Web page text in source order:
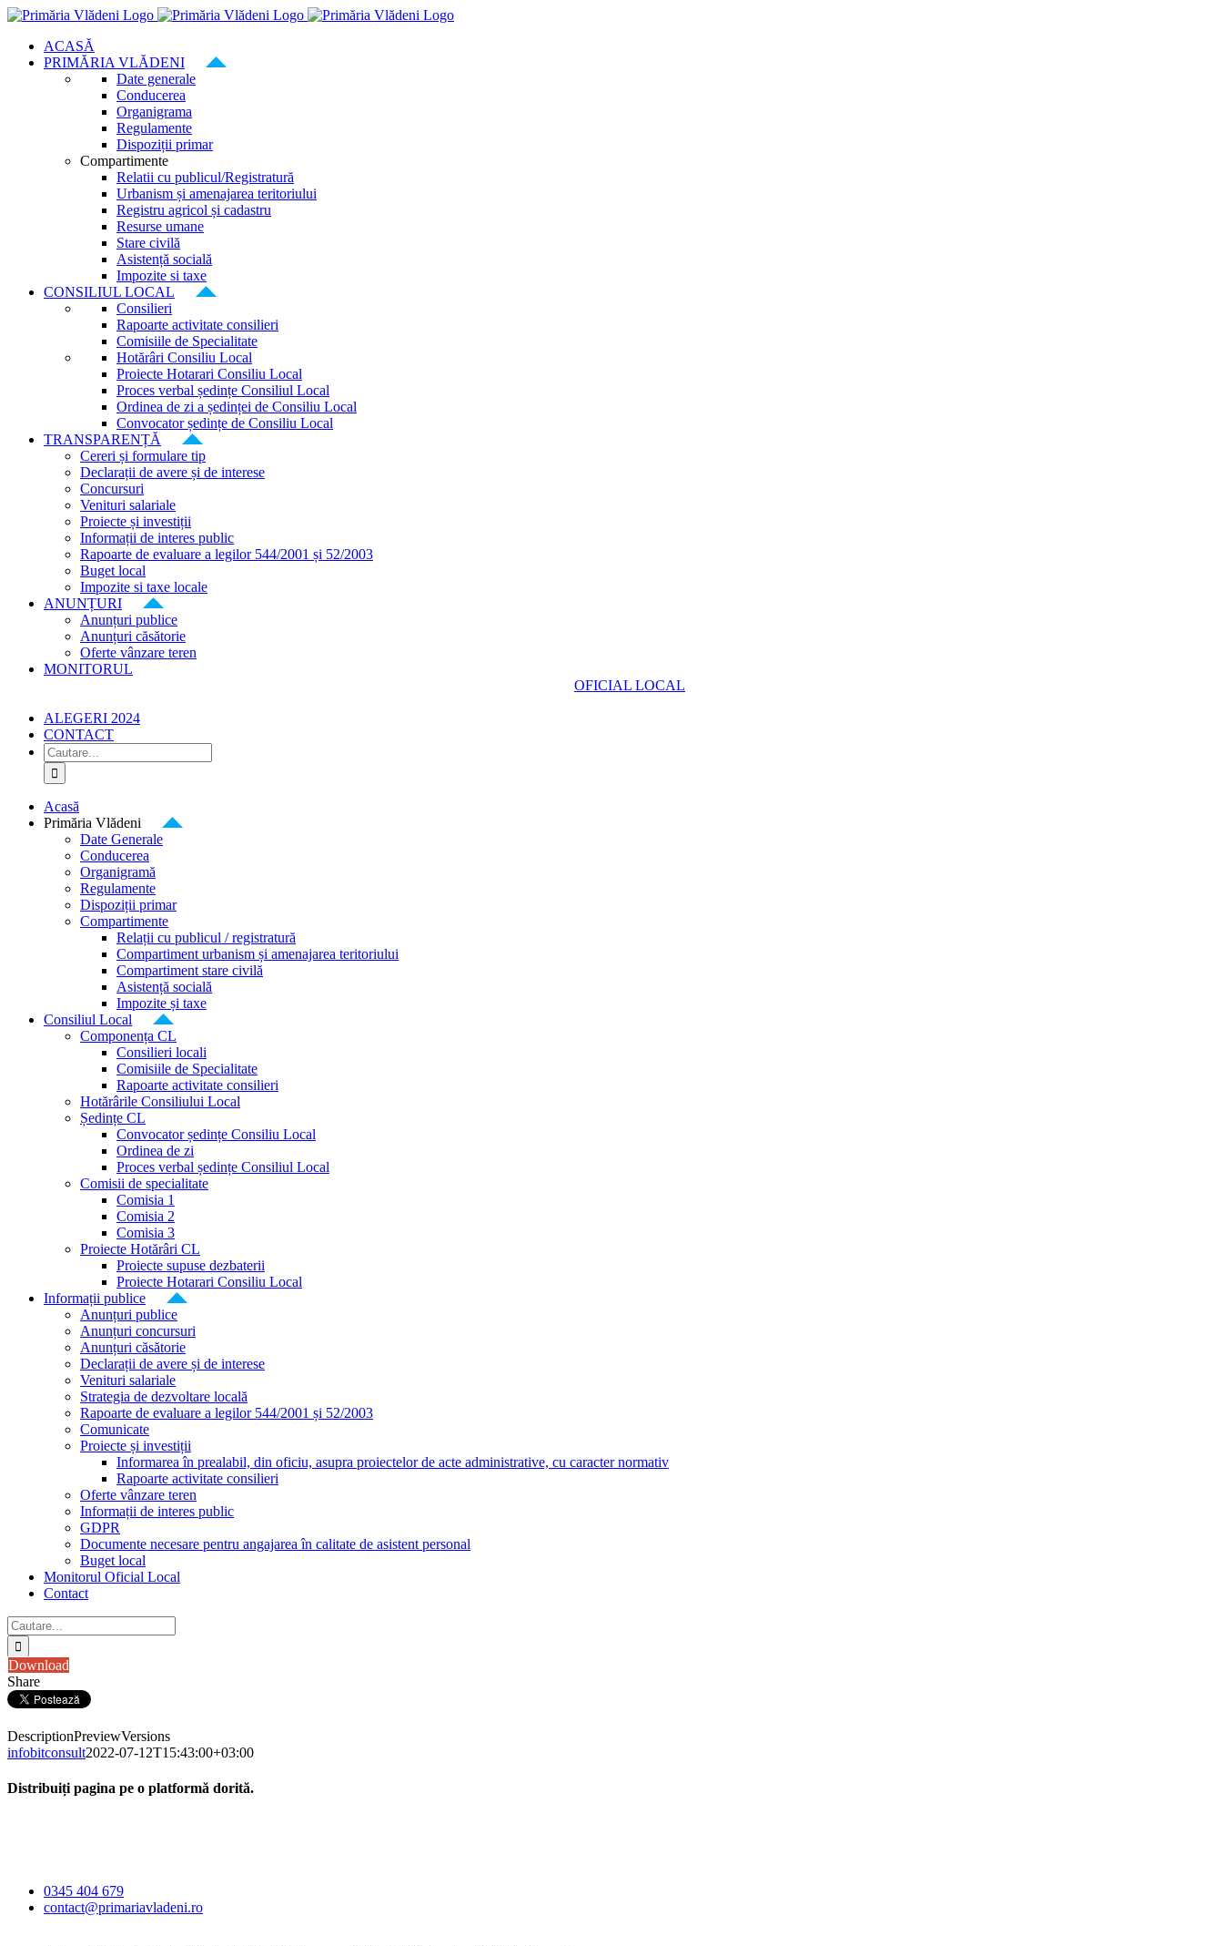
Skip
contentACASĂ
PRIMĂRIA VLĂDENI
Date generale
Conducerea
Organigrama
Regulamente
Dispoziții primar
Compartimente
Relatii cu publicul/Registratură
Urbanism și amenajarea teritoriului
Registru agricol și cadastru
Resurse umane
Stare civilă
Asistență socială
Impozite si taxe
CONSILIUL LOCAL
Consilieri
Rapoarte activitate consilieri
Comisiile de Specialitate
Hotărâri Consiliu Local
Proiecte Hotarari Consiliu Local
Proces verbal ședințe Consiliul Local
Ordinea de zi a ședinței de Consiliu Local
Convocator ședințe de Consiliu Local
TRANSPARENȚĂ
Cereri și formulare tip
Declarații de avere și de interese
Concursuri
Venituri salariale
Proiecte și investiții
Informații de interes public
Rapoarte de evaluare a legilor 544/2001 și 52/2003
Buget local
Impozite si taxe locale
ANUNȚURI
Anunțuri publice
Anunțuri căsătorie
Oferte vânzare teren
MONITORUL
OFICIAL LOCAL
ALEGERI 2024
CONTACT
Cautare...
Acasă
Primăria Vlădeni
Date Generale
Conducerea
Organigramă
Regulamente
Dispoziții primar
Compartimente
Relații cu publicul / registratură
Compartiment urbanism și amenajarea teritoriului
Compartiment stare civilă
Asistență socială
Impozite și taxe
Consiliul Local
Componența CL
Consilieri locali
Comisiile de Specialitate
Rapoarte activitate consilieri
Hotărârile Consiliului Local
Ședințe CL
Convocator ședințe Consiliu Local
Ordinea de zi
Proces verbal ședințe Consiliul Local
Comisii de specialitate
Comisia 1
Comisia 2
Comisia 3
Proiecte Hotărâri CL
Proiecte supuse dezbaterii
Proiecte Hotarari Consiliu Local
Informații publice
Anunțuri publice
Anunțuri concursuri
Anunțuri căsătorie
Declarații de avere și de interese
Venituri salariale
Strategia de dezvoltare locală
Rapoarte de evaluare a legilor 544/2001 și 52/2003
Comunicate
Proiecte și investiții
Informarea în prealabil, din oficiu, asupra proiectelor de acte administrative, cu caracter normativ
Rapoarte activitate consilieri
Oferte vânzare teren
Informații de interes public
GDPR
Documente necesare pentru angajarea în calitate de asistent personal
Buget local
Monitorul Oficial Local
Contact
Cautare...
Download
Share
DescriptionPreviewVersions
infobitconsult2022-07-12T15:43:00+03:00
Distribuiți pagina pe o platformă dorită.
0345 404 679
contact@primariavladeni.ro